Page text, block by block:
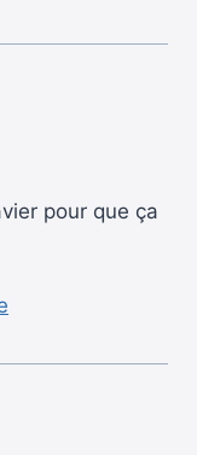
pour que ça